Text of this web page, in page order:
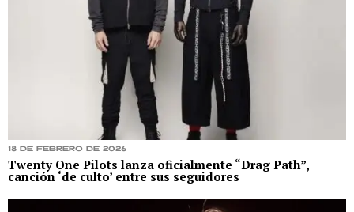
18 de febrero de 2026
Twenty One Pilots lanza oficialmente “Drag Path”,
canción ‘de culto’ entre sus seguidores